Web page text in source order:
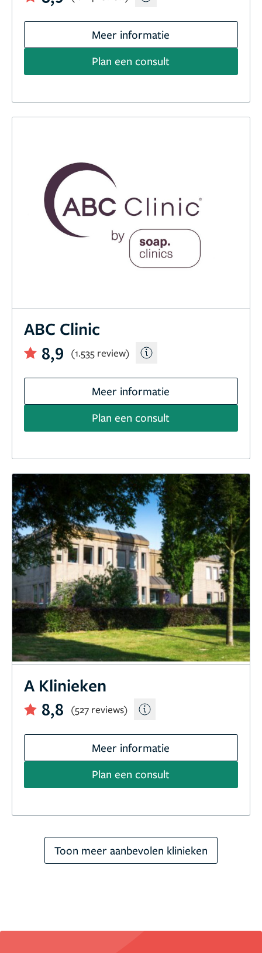
Meer informatie
Plan een consult
ABC Clinic
8,9
(1.535 review)
Meer informatie
Plan een consult
A Klinieken
8,8
(527 reviews)
Meer informatie
Plan een consult
Toon meer aanbevolen klinieken